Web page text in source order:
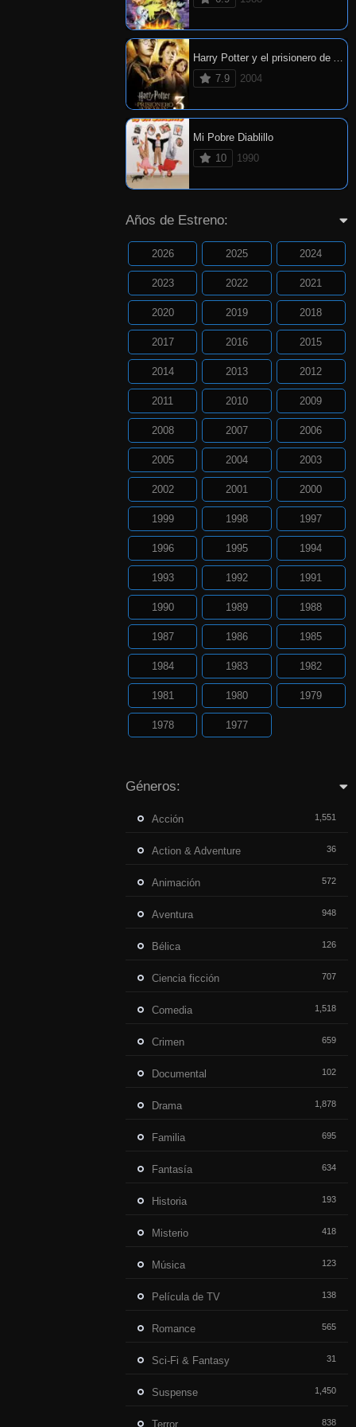
Harry Potter y el prisionero de Azkaban
7.9
2004
Mi Pobre Diablillo
10
1990
Años de Estreno:
2026 2025 2024
2023 2022 2021
2020 2019 2018
2017 2016 2015
2014 2013 2012
2011 2010 2009
2008 2007 2006
2005 2004 2003
2002 2001 2000
1999 1998 1997
1996 1995 1994
1993 1992 1991
1990 1989 1988
1987 1986 1985
1984 1983 1982
1981 1980 1979
1978 1977
Géneros:
Acción 1,551
Action & Adventure 36
Animación 572
Aventura 948
Bélica 126
Ciencia ficción 707
Comedia 1,518
Crimen 659
Documental 102
Drama 1,878
Familia 695
Fantasía 634
Historia 193
Misterio 418
Música 123
Película de TV 138
Romance 565
Sci-Fi & Fantasy 31
Suspense 1,450
Terror 838